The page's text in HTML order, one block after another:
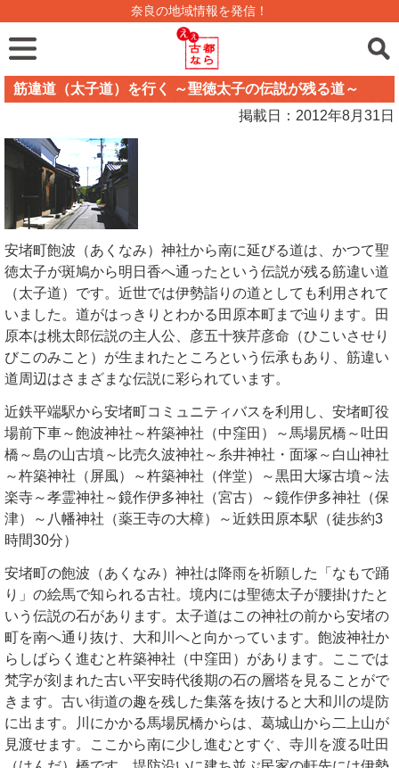
奈良の地域情報を発信！
筋違道（太子道）を行く ～聖徳太子の伝説が残る道～
掲載日：2012年8月31日
安堵町飽波（あくなみ）神社から南に延びる道は、かつて聖
徳太子が斑鳩から明日香へ通ったという伝説が残る筋違い道
（太子道）です。近世では伊勢詣りの道としても利用されて
いました。道がはっきりとわかる田原本町まで辿ります。田
原本は桃太郎伝説の主人公、彦五十狭芹彦命（ひこいさせり
びこのみこと）が生まれたところという伝承もあり、筋違い
道周辺はさまざまな伝説に彩られています。
近鉄平端駅から安堵町コミュニティバスを利用し、安堵町役
場前下車～飽波神社～杵築神社（中窪田）～馬場尻橋～吐田
橋～島の山古墳～比売久波神社～糸井神社・面塚～白山神社
～杵築神社（屏風）～杵築神社（伴堂）～黒田大塚古墳～法
楽寺～孝霊神社～鏡作伊多神社（宮古）～鏡作伊多神社（保
津）～八幡神社（薬王寺の大樟）～近鉄田原本駅（徒歩約3
時間30分）
安堵町の飽波（あくなみ）神社は降雨を祈願した「なもで踊
り」の絵馬で知られる古社。境内には聖徳太子が腰掛けたと
いう伝説の石があります。太子道はこの神社の前から安堵の
町を南へ通り抜け、大和川へと向かっています。飽波神社か
らしばらく進むと杵築神社（中窪田）があります。ここでは
梵字が刻まれた古い平安時代後期の石の層塔を見ることがで
きます。古い街道の趣を残した集落を抜けると大和川の堤防
に出ます。川にかかる馬場尻橋からは、葛城山から二上山が
見渡せます。ここから南に少し進むとすぐ、寺川を渡る吐田